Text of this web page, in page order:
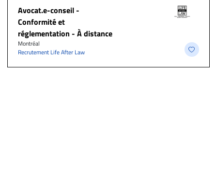
​Avocat.e-conseil -
Conformité et
réglementation - À distance
Montréal
Recrutement Life After Law